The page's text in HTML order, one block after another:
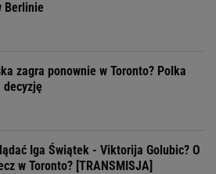
Berlinie
zagra ponownie w Toronto? Polka
decyzję
Iga Świątek - Viktorija Golubic? O
w Toronto? [TRANSMISJA]